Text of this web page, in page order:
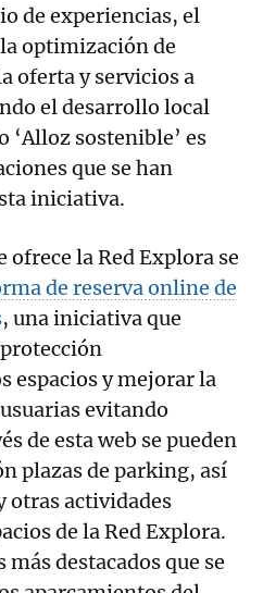
de experiencias, el
optimización de
oferta y servicios a
el desarrollo local
‘Alloz sostenible’ es
que se han
iniciativa.
ofrece la Red Explora se
de reserva online de
, una iniciativa que
espacios y mejorar la
evitando
de esta web se pueden
plazas de parking, así
otras actividades
de la Red Explora.
destacados que se